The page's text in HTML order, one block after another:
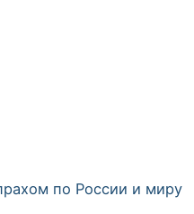
по России и миру